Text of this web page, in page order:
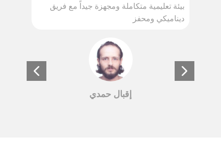
بيئة تعليمية متكاملة ومجهزة جيداً مع فريق
ديناميكي ومحفز
إقبال حمدي